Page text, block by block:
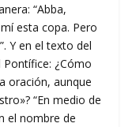
“Abba,
esta copa. Pero
Y en el texto del
¿Cómo
oración, aunque
“En medio de
el nombre de